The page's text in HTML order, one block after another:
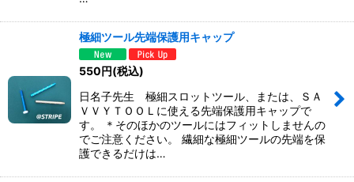
極細ツール先端保護用キャップ
550円(税込)
日名子先生 極細スロットツール、または、ＳＡ
ＶＶＹＴＯＯＬに使える先端保護用キャップで
す。 ＊そのほかのツールにはフィットしませんの
でご注意ください。 繊細な極細ツールの先端を保
護できるだけは…